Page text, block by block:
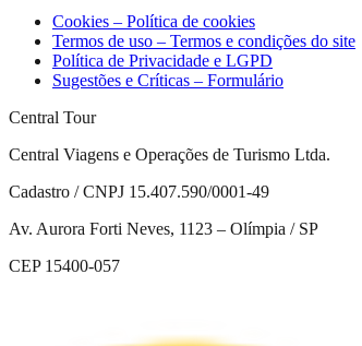
Cookies – Política de cookies
Termos de uso – Termos e condições do site
Política de Privacidade e LGPD
Sugestões e Críticas – Formulário
Central Tour
Central Viagens e Operações de Turismo Ltda.
Cadastro / CNPJ 15.407.590/0001-49
Av. Aurora Forti Neves, 1123 – Olímpia / SP
CEP 15400-057